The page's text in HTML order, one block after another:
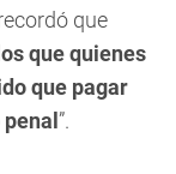
que
que quienes
que pagar
”.